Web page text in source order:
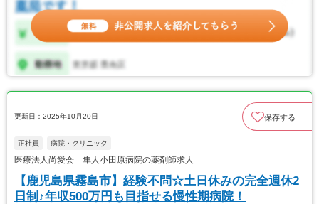
更新日：2025年10月20日 保存する
正社員 病院・クリニック
医療法人尚愛会 隼人小田原病院の薬剤師求人
【鹿児島県霧島市】経験不問☆土日休みの完全週休2
日制♪年収500万円も目指せる慢性期病院！